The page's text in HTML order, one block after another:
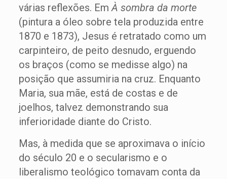
várias reflexões. Em À sombra da morte
(pintura a óleo sobre tela produzida entre
1870 e 1873), Jesus é retratado como um
carpinteiro, de peito desnudo, erguendo
os braços (como se medisse algo) na
posição que assumiria na cruz. Enquanto
Maria, sua mãe, está de costas e de
joelhos, talvez demonstrando sua
inferioridade diante do Cristo.
Mas, à medida que se aproximava o início
do século 20 e o secularismo e o
liberalismo teológico tomavam conta da